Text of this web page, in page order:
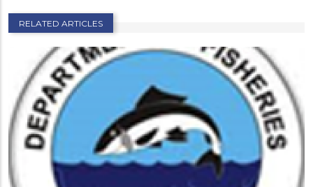
RELATED ARTICLES